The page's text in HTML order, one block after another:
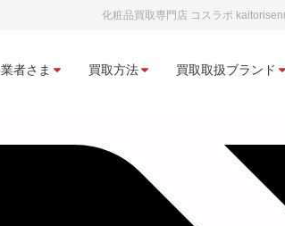
化粧品買取専門店 コスラボ
者さま 買取方法 買取取扱ブランド